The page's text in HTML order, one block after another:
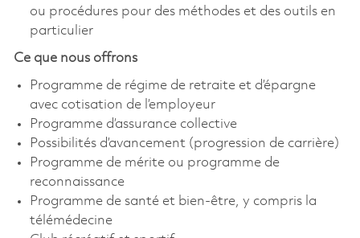
ou procédures pour des méthodes et des outils en
particulier
Ce que nous offrons
Programme de régime de retraite et d’épargne
avec cotisation de l’employeur
Programme d’assurance collective
Possibilités d’avancement (progression de carrière)
Programme de mérite ou programme de
reconnaissance
Programme de santé et bien-être, y compris la
télémédecine